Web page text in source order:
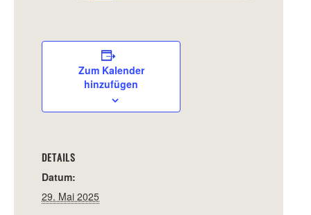
Zum Kalender
hinzufügen
DETAILS
Datum:
29. Mai 2025